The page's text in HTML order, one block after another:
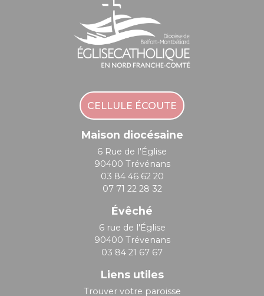
CELLULE ÉCOUTE
Maison diocésaine
6 Rue de l'Église
90400 Trévénans
03 84 46 62 20
07 71 22 28 32
Évêché
6 rue de l'Église
90400 Trévenans
03 84 21 67 67
Liens utiles
Trouver votre paroisse